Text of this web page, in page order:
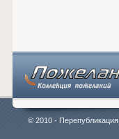
© 2010 -